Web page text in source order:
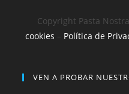
Copyright Pasta
cookies – Política de
VEN A PROBAR